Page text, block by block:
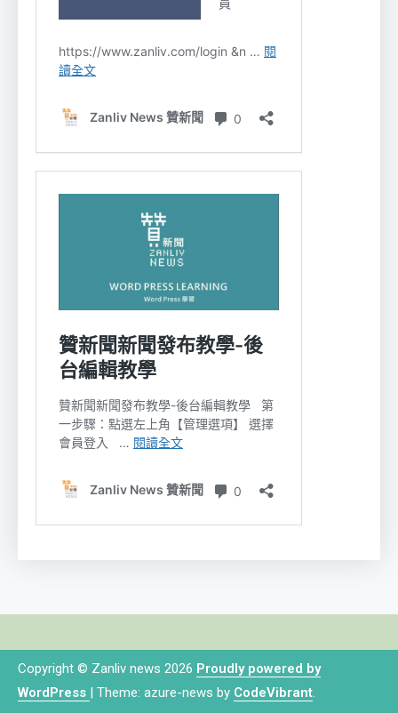
Copyright © Zanliv news 2026 Proudly powered by
WordPress | Theme: azure-news by CodeVibrant.